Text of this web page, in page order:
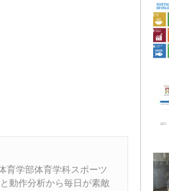
育学部体育学科スポーツ
動作分析から毎日が素敵